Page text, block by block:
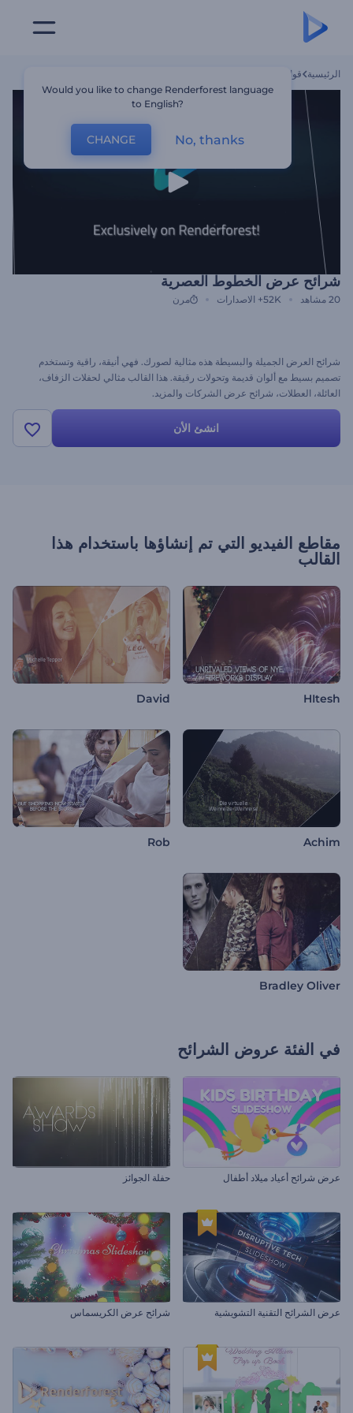
الرئيسية قوالب
شرائح عرض الخطوط العصرية
20 مشاهد 52K+ الاصدارات مرن
شرائح العرض الجميلة والبسيطة هذه مثالية لصورك. فهي أنيقة، راقية وتستخدم
تصميم بسيط مع ألوان قديمة وتحولات رقيقة. هذا القالب مثالي لحفلات الزفاف،
العائلة، العطلات، شرائح عرض الشركات والمزيد.
انشئ الأن
مقاطع الفيديو التي تم إنشاؤها باستخدام هذا
القالب
HItesh
David
Achim
Rob
Bradley Oliver
في الفئة عروض الشرائح
عرض شرائح أعياد ميلاد أطفال حفلة الجوائز
عرض الشرائح التقنية التشويشية شرائح عرض الكريسماس
Would you like to change Renderforest language
to English?
CHANGE No, thanks